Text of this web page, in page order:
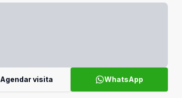
Agendar visita WhatsApp